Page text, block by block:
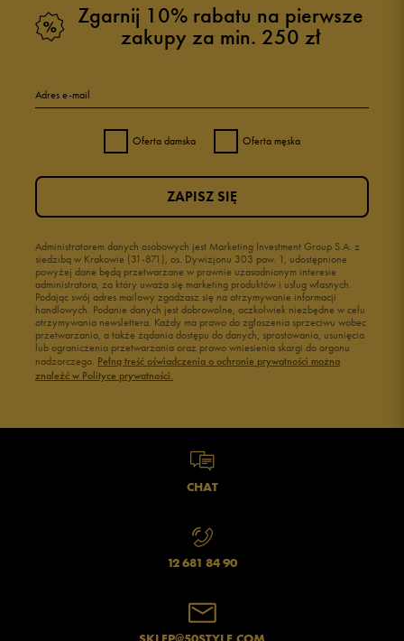
Zgarnij 10% rabatu na pierwsze
zakupy za min. 250 zł
Adres e-mail
Oferta damska Oferta męska
Administratorem danych osobowych jest Marketing Investment Group S.A. z
siedzibą w Krakowie (31-871), os. Dywizjonu 303 paw. 1, udostępnione
powyżej dane będą przetwarzane w prawnie uzasadnionym interesie
administratora, za który uważa się marketing produktów i usług własnych.
Podając swój adres mailowy zgadzasz się na otrzymywanie informacji
handlowych. Podanie danych jest dobrowolne, aczkolwiek niezbędne w celu
otrzymywania newslettera. Każdy ma prawo do zgłoszenia sprzeciwu wobec
przetwarzania, a także żądania dostępu do danych, sprostowania, usunięcia
lub ograniczenia przetwarzania oraz prawo wniesienia skargi do organu
nadzorczego. Pełną treść oświadczenia o ochronie prywatności można
znaleźć w Polityce prywatności.
ZAPISZ SIĘ
CHAT
12 681 84 90